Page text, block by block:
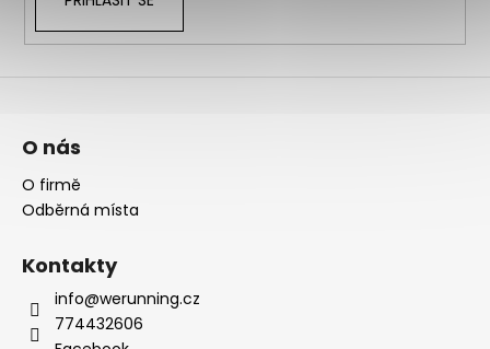
O nás
O firmě
Odběrná místa
Kontakty
info@werunning.cz
774432606